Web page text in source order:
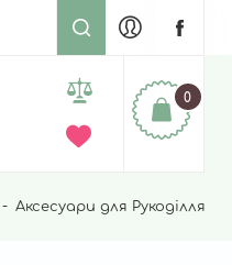
0
Аксесуари для Рукоділля